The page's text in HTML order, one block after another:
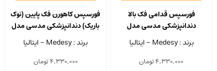
فورسپس قدامی فک بالا
دندانپزشکی مدسی مدل
2500/2
برند : Medesy - ایتالیا
4,330,000تومان
فورسپس کاهورن فک پایین (نوک
باریک) دندانپزشکی مدسی مدل
2500/86
برند : Medesy - ایتالیا
4,330,000تومان